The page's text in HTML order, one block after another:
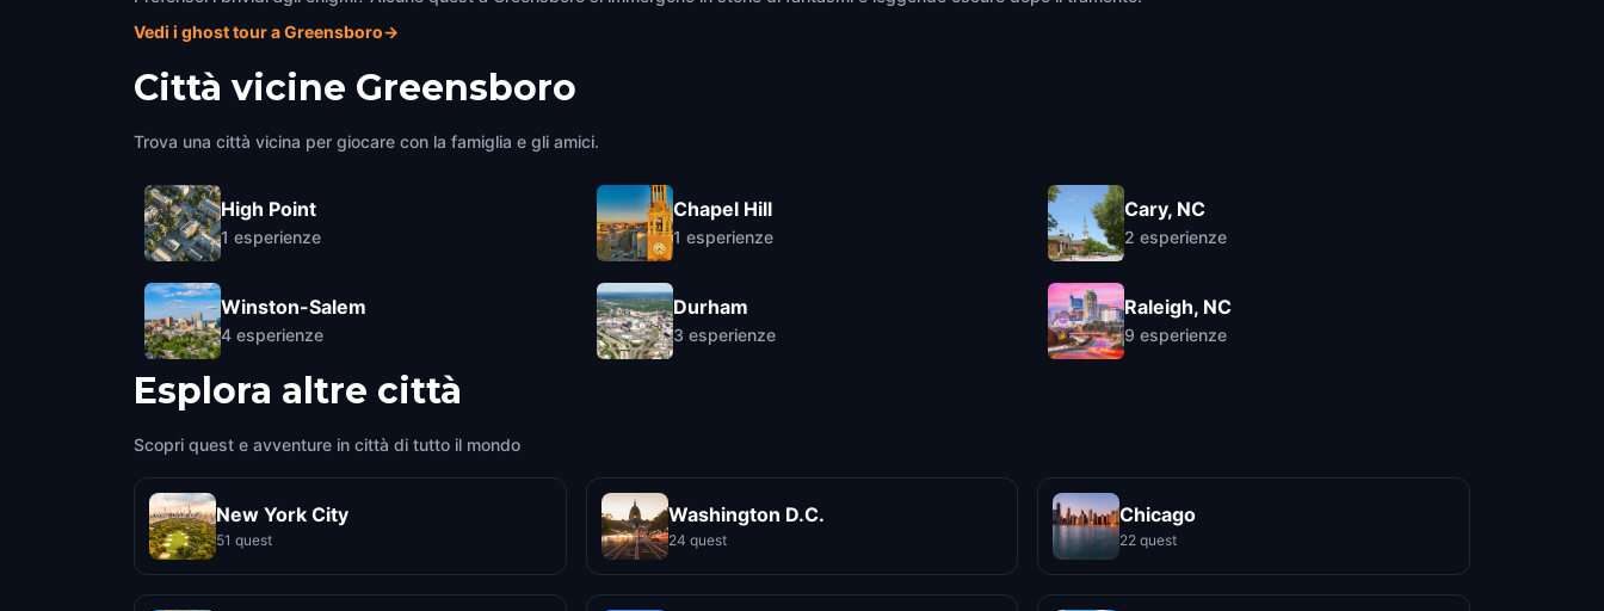
Vedi i ghost tour a Greensboro→
Città vicine Greensboro
Trova una città vicina per giocare con la famiglia e gli amici.
High Point
1 esperienze
Winston-Salem
4 esperienze
Chapel Hill
1 esperienze
Durham
3 esperienze
Cary, NC
2 esperienze
Raleigh, NC
9 esperienze
Esplora altre città
Scopri quest e avventure in città di tutto il mondo
New York City
51 quest
Washington D.C.
24 quest
Chicago
22 quest